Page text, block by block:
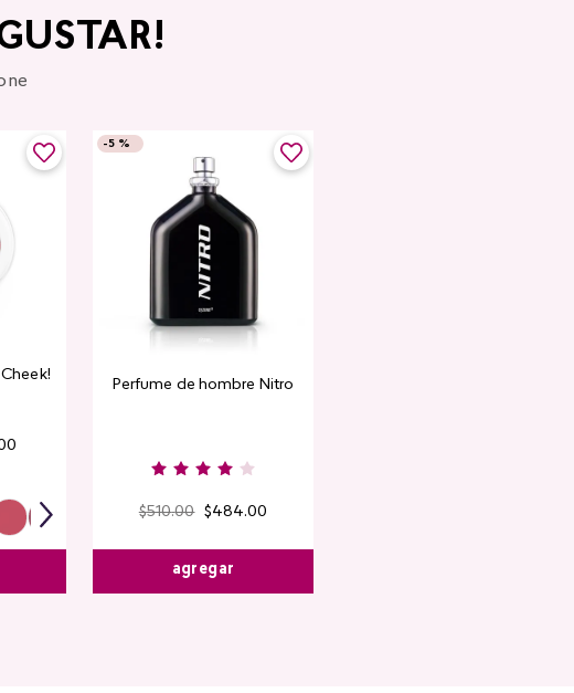
-5 %
Perfume de hombre Nitro
$510.00 $484.00
agregar